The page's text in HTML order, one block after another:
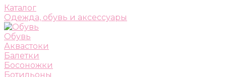
Каталог
Одежда, обувь и аксессуары
Обувь
Аквастоки
Балетки
Босоножки
Ботильоны